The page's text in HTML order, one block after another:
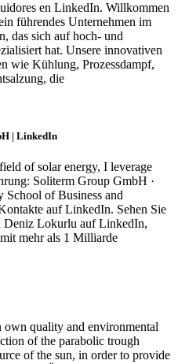
en LinkedIn. Willkommen
führendes Unternehmen im
das sich auf hoch- und
hat. Unsere innovativen
wie Kühlung, Prozessdampf,
die
| LinkedIn
of solar energy, I leverage
Soliterm Group GmbH ·
of Business and
auf LinkedIn. Sehen Sie
Lokurlu auf LinkedIn,
mehr als 1 Milliarde
own quality and environmental
of the parabolic trough
of the sun, in order to provide